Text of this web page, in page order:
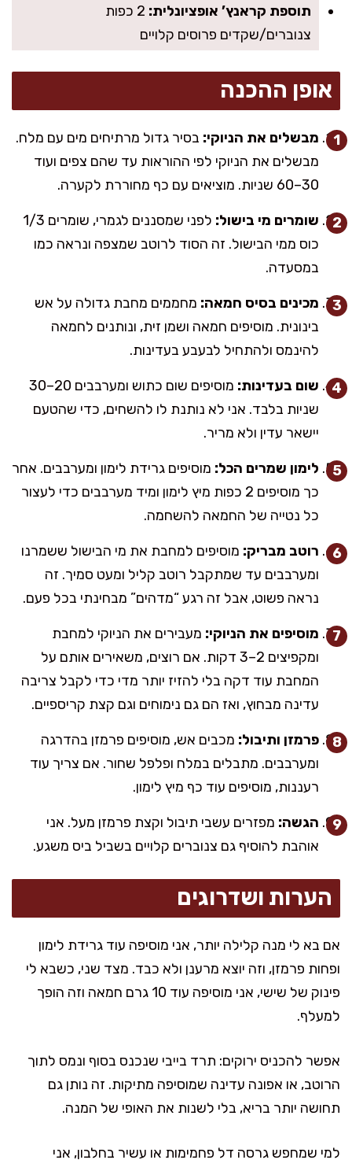
תוספת קראנץ’ אופציונלית:
2 כפות
צנוברים/שקדים פרוסים קלויים
אופן ההכנה
מבשלים את הניוקי: בסיר גדול מרתיחים מים עם מלח.
מבשלים את הניוקי לפי ההוראות עד שהם צפים ועוד
30–60 שניות. מוציאים עם כף מחוררת לקערה.
שומרים מי בישול:
לפני שמסננים לגמרי, שומרים 1/3
כוס ממי הבישול. זה הסוד לרוטב שמצפה ונראה כמו
במסעדה.
מכינים בסיס חמאה: מחממים מחבת גדולה על אש
בינונית. מוסיפים חמאה ושמן זית, ונותנים לחמאה
להינמס ולהתחיל לבעבע בעדינות.
שום בעדינות:
מוסיפים שום כתוש ומערבבים 20–30
שניות בלבד. אני לא נותנת לו להשחים, כדי שהטעם
יישאר עדין ולא מריר.
לימון שמרים הכל: מוסיפים גרידת לימון ומערבבים. אחר
כך מוסיפים 2 כפות מיץ לימון ומיד מערבבים כדי לעצור
כל נטייה של החמאה להשחמה.
רוטב מבריק: מוסיפים למחבת את מי הבישול ששמרנו
ומערבבים עד שמתקבל רוטב קליל ומעט סמיך. זה
נראה פשוט, אבל זה רגע “מדהים” מבחינתי בכל פעם.
מוסיפים את הניוקי: מעבירים את הניוקי למחבת
ומקפיצים 2–3 דקות. אם רוצים, משאירים אותם על
המחבת עוד דקה בלי להזיז יותר מדי כדי לקבל צריבה
עדינה מבחוץ, ואז הם גם נימוחים וגם קצת קריספיים.
פרמזן ותיבול: מכבים אש, מוסיפים פרמזן בהדרגה
ומערבבים. מתבלים במלח ופלפל שחור. אם צריך עוד
רעננות, מוסיפים עוד כף מיץ לימון.
הגשה: מפזרים עשבי תיבול וקצת פרמזן מעל. אני
אוהבת להוסיף גם צנוברים קלויים בשביל ביס משגע.
הערות ושדרוגים
אם בא לי מנה קלילה יותר, אני מוסיפה עוד גרידת לימון
ופחות פרמזן, וזה יוצא מרענן ולא כבד. מצד שני, כשבא לי
פינוק של שישי, אני מוסיפה עוד 10 גרם חמאה וזה הופך
למעלף.
אפשר להכניס ירוקים: תרד בייבי שנכנס בסוף ונמס לתוך
הרוטב, או אפונה עדינה שמוסיפה מתיקות. זה נותן גם
תחושה יותר בריא, בלי לשנות את האופי של המנה.
למי שמחפש גרסה דל פחמימות או עשיר בחלבון, אני